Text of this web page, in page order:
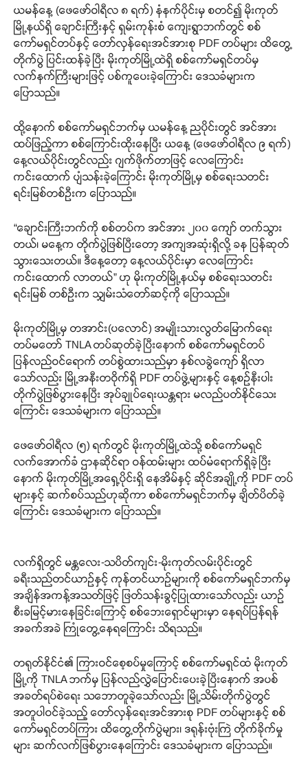
ယမန်နေ့ (ဖေဖော်ဝါရီလ ၈ ရက်) နံနက်ပိုင်းမှ စတင်၍ မိုးကုတ်
မြို့နယ်ရှိ ချောင်းကြီးနှင့် ရှမ်းကုန်းစံ ကျေးရွာဘက်တွင် စစ်
ကော်မရှင်တပ်နှင့် တော်လှန်ရေးအင်အားစု PDF တပ်များ ထိတွေ့
တိုက်ပွဲ ပြင်းထန်ခဲ့ပြီး မိုးကုတ်မြို့ထဲရှိ စစ်ကော်မရှင်တပ်မှ
လက်နက်ကြီးများဖြင့် ပစ်ကူပေးခဲ့ကြောင်း ဒေသခံများက
ပြောသည်။
ထို့နောက် စစ်ကော်မရှင်ဘက်မှ ယမန်နေ့ ညပိုင်းတွင် အင်အား
ထပ်ဖြည့်ကာ စစ်ကြောင်းထိုးနေပြီး ယနေ့ (ဖေဖော်ဝါရီလ ၉ ရက်)
နေ့လယ်ပိုင်းတွင်လည်း ဂျက်ဖိုက်တာဖြင့် လေကြောင်း
ကင်းထောက် ပျံသန်းခဲ့ကြောင်း မိုးကုတ်မြို့မှ စစ်ရေးသတင်း
ရင်းမြစ်တစ်ဦးက ပြောသည်။
“ချောင်းကြီးဘက်ကို စစ်တပ်က အင်အား ၂၀၀ ကျော် တက်သွား
တယ်၊ မနေ့က တိုက်ပွဲဖြစ်ပြီးတော့ အကျအဆုံးရှိလို့ ခန ပြန်ဆုတ်
သွားသေးတယ်။ ဒီနေ့တော့ နေ့လယ်ပိုင်းမှာ လေကြောင်း
ကင်းထောက် လာတယ်” ဟု မိုးကုတ်မြို့နယ်မှ စစ်ရေးသတင်း
ရင်းမြစ် တစ်ဦးက သျှမ်းသံတော်ဆင့်ကို ပြောသည်။
မိုးကုတ်မြို့မှ တအာင်း(ပလောင်) အမျိုးသားလွတ်မြောက်ရေး
တပ်မတော် TNLA တပ်ဆုတ်ခဲ့ပြီးနောက် စစ်ကော်မရှင်တပ်
ပြန်လည်ဝင်ရောက် တပ်စွဲထားသည်မှာ နှစ်လခွဲကျော် ရှိလာ
သော်လည်း မြို့အနီးတဝိုက်ရှိ PDF တပ်ဖွဲ့များနှင့် နေ့စဉ်နီးပါး
တိုက်ပွဲဖြစ်ပွားနေပြီး အုပ်ချုပ်ရေးယန္တရား မလည်ပတ်နိုင်သေး
ကြောင်း ဒေသခံများက ပြောသည်။
ဖေဖော်ဝါရီလ (၅) ရက်တွင် မိုးကုတ်မြို့ထဲသို့ စစ်ကော်မရှင်
လက်အောက်ခံ ဌာနဆိုင်ရာ ဝန်ထမ်းများ ထပ်မံရောက်ရှိခဲ့ပြီး
နောက် မိုးကုတ်မြို့အရှေ့ပိုင်းရှိ နေအိမ်နှင့် ဆိုင်အချို့ကို PDF တပ်
များနှင့် ဆက်စပ်သည်ဟုဆိုကာ စစ်ကော်မရှင်ဘက်မှ ချိတ်ပိတ်ခဲ့
ကြောင်း ဒေသခံများက ပြောသည်။
လက်ရှိတွင် မန္တလေး-သပိတ်ကျင်း-မိုးကုတ်လမ်းပိုင်းတွင်
ခရီးသည်တင်ယာဉ်နှင့် ကုန်တင်ယာဉ်များကို စစ်ကော်မရှင်ဘက်မှ
အချိန်အကန့်အသတ်ဖြင့် ဖြတ်သန်းခွင့်ပြုထားသော်လည်း ယာဉ်
စီးခမြင့်မားနေခြင်းကြောင့် စစ်ဘေးရှောင်များမှာ နေရပ်ပြန်ရန်
အခက်အခဲ ကြုံတွေ့နေရကြောင်း သိရသည်။
တရုတ်နိုင်ငံ၏ ကြားဝင်စေ့စပ်မှုကြောင့် စစ်ကော်မရှင်ထံ မိုးကုတ်
မြို့ကို TNLA ဘက်မှ ပြန်လည်လွှဲပြောင်းပေးခဲ့ပြီးနောက် အပစ်
အခတ်ရပ်စဲရေး သဘောတူခဲ့သော်လည်း မြို့သိမ်းတိုက်ပွဲတွင်
အတူပါဝင်ခဲ့သည့် တော်လှန်ရေးအင်အားစု PDF တပ်များနှင့် စစ်
ကော်မရှင်တပ်ကြား ထိတွေ့တိုက်ပွဲများ၊ ဒရုန်းဗုံးကြဲ တိုက်ခိုက်မှု
များ ဆက်လက်ဖြစ်ပွားနေကြောင်း ဒေသခံများက ပြောသည်။